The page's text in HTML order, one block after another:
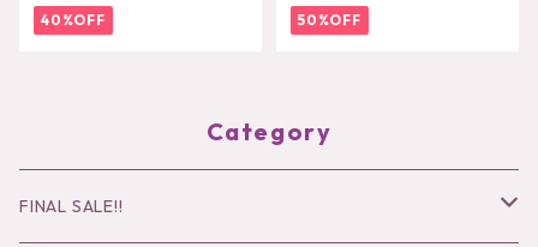
40%OFF 50%OFF
Category
FINAL SALE!!